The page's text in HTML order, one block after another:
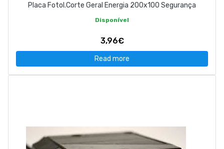
Placa Fotol.Corte Geral Energia 200x100 Segurança
Disponível
3,96€
Read more